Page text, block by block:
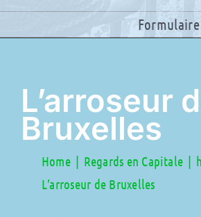
L’arroseur
Bruxelles
Home Regards en Capitale
L’arroseur de Bruxelles